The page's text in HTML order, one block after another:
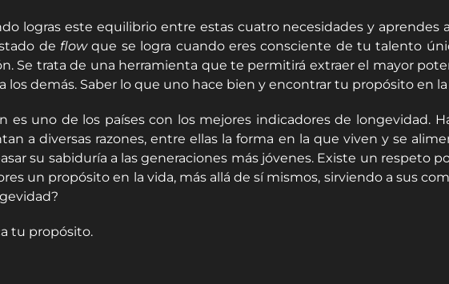
logras este equilibrio entre estas cuatro necesidades y
de flowque se logra cuando eres consciente de tu talento
Se trata de una herramienta que te permitirá extraer el mayor
los demás. Saber lo que uno hace bien y encontrar tu propósito en
es uno de los países con los mejores indicadores de longevidad.
a diversas razones, entre ellas la forma en la que viven y se
su sabiduría a las generaciones más jóvenes. Existe un respeto
un propósito en la vida, más allá de sí mismos, sirviendo a sus
tu propósito.